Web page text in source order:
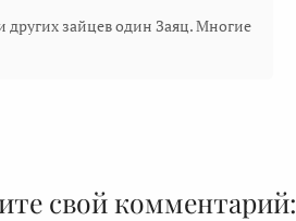
других зайцев один Заяц. Многие
свой комментарий: